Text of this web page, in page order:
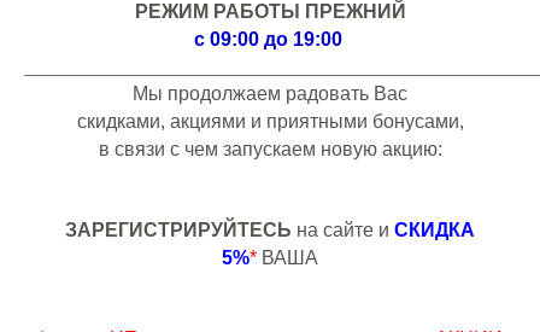
РЕЖИМ РАБОТЫ ПРЕЖНИЙ
с 09:00 до 19:00
Мы продолжаем радовать Вас
скидками, акциями и приятными бонусами,
в связи с чем запускаем новую акцию:
ЗАРЕГИСТРИРУЙТЕСЬ на сайте и СКИДКА
5%* ВАША